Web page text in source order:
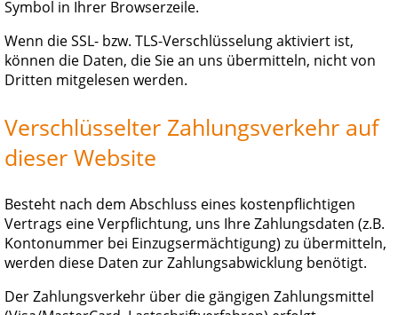
Symbol in Ihrer Browserzeile.
Wenn die SSL- bzw. TLS-Verschlüsselung aktiviert ist,
können die Daten, die Sie an uns übermitteln, nicht von
Dritten mitgelesen werden.
Verschlüsselter Zahlungsverkehr auf
dieser Website
Besteht nach dem Abschluss eines kostenpflichtigen
Vertrags eine Verpflichtung, uns Ihre Zahlungsdaten (z.B.
Kontonummer bei Einzugsermächtigung) zu übermitteln,
werden diese Daten zur Zahlungsabwicklung benötigt.
Der Zahlungsverkehr über die gängigen Zahlungsmittel